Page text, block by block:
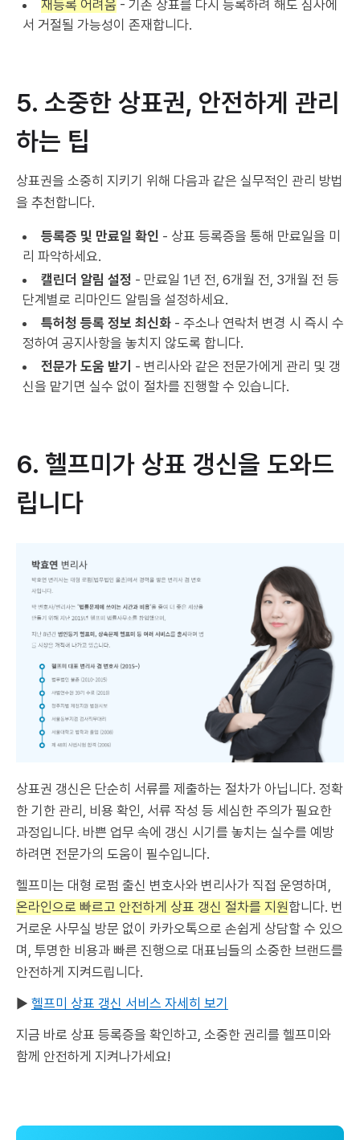
재등록 어려움 - 기존 상표를 다시 등록하려 해도 심사에
서 거절될 가능성이 존재합니다.
5. 소중한 상표권, 안전하게 관리
하는 팁
상표권을 소중히 지키기 위해 다음과 같은 실무적인 관리 방법
을 추천합니다.
등록증 및 만료일 확인 - 상표 등록증을 통해 만료일을 미
리 파악하세요.
캘린더 알림 설정 - 만료일 1년 전, 6개월 전, 3개월 전 등
단계별로 리마인드 알림을 설정하세요.
특허청 등록 정보 최신화 - 주소나 연락처 변경 시 즉시 수
정하여 공지사항을 놓치지 않도록 합니다.
전문가 도움 받기 - 변리사와 같은 전문가에게 관리 및 갱
신을 맡기면 실수 없이 절차를 진행할 수 있습니다.
6. 헬프미가 상표 갱신을 도와드
립니다
상표권 갱신은 단순히 서류를 제출하는 절차가 아닙니다. 정확
한 기한 관리, 비용 확인, 서류 작성 등 세심한 주의가 필요한
과정입니다. 바쁜 업무 속에 갱신 시기를 놓치는 실수를 예방
하려면 전문가의 도움이 필수입니다.
헬프미는 대형 로펌 출신 변호사와 변리사가 직접 운영하며,
온라인으로 빠르고 안전하게 상표 갱신 절차를 지원합니다. 번
거로운 사무실 방문 없이 카카오톡으로 손쉽게 상담할 수 있으
며, 투명한 비용과 빠른 진행으로 대표님들의 소중한 브랜드를
안전하게 지켜드립니다.
▶︎ 헬프미 상표 갱신 서비스 자세히 보기
지금 바로 상표 등록증을 확인하고, 소중한 권리를 헬프미와
함께 안전하게 지켜나가세요!